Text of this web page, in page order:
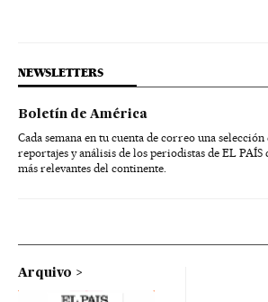
NEWSLETTERS
Boletín de América
Cada semana en tu cuenta de correo una
reportajes y análisis de los periodistas de EL
más relevantes del continente.
Arquivo